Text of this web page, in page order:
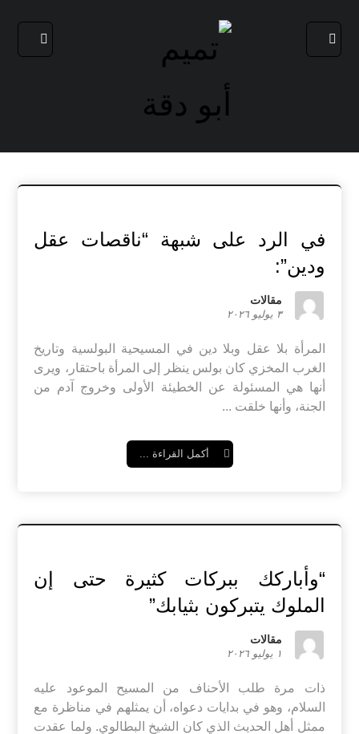
في الرد على شبهة “ناقصات عقل
ودين”:
مقالات
٣ يوليو ٢٠٢٦
المرأة بلا عقل وبلا دين في المسيحية البولسية وتاريخ
الغرب المخزي كان بولس ينظر إلى المرأة باحتقار، ويرى
أنها هي المسئولة عن الخطيئة الأولى وخروج آدم من
الجنة، وأنها خلقت ...
أكمل القراءة ...
“وأباركك ببركات كثيرة حتى إن
الملوك يتبركون بثيابك”
مقالات
١ يوليو ٢٠٢٦
ذات مرة طلب الأحناف من المسيح الموعود عليه
السلام، وهو في بدايات دعواه، أن يمثلهم في مناظرة مع
ممثل أهل الحديث الذي كان الشيخ البطالوي. ولما عقدت